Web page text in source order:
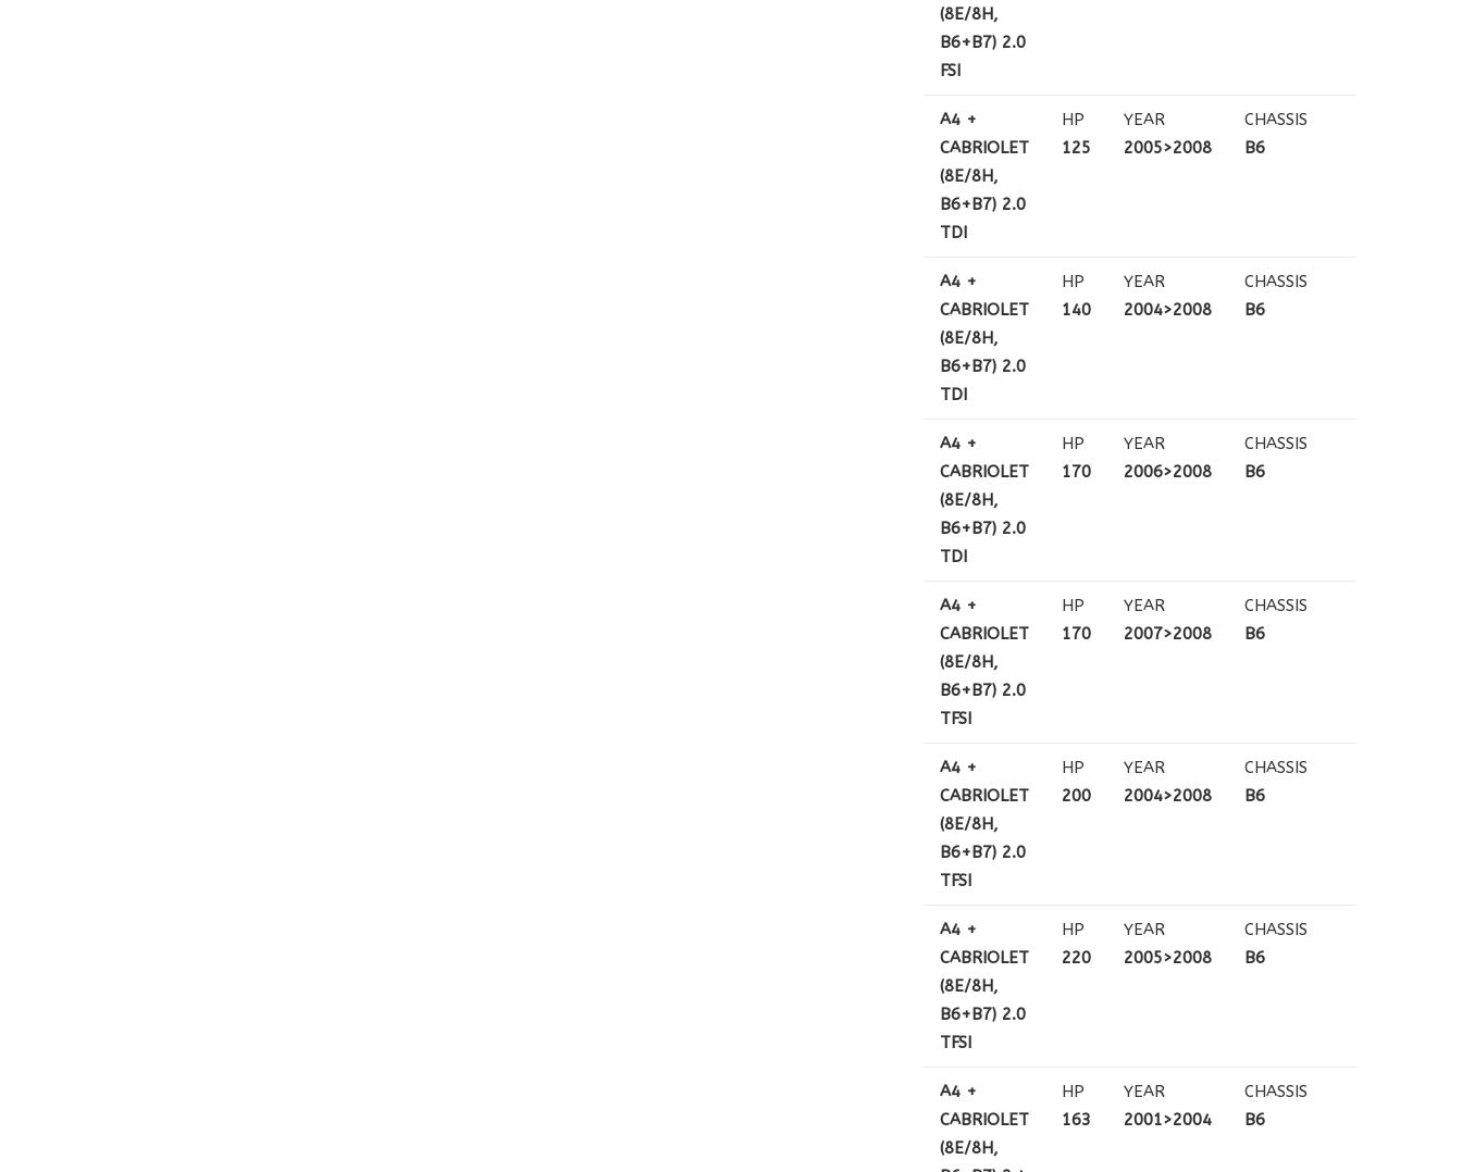
(8E/8H,
B6+B7) 2.0
FSI
A4 +
CABRIOLET
(8E/8H,
B6+B7) 2.0
TDI
HP
125
YEAR
2005>2008
CHASSIS
B6
A4 +
CABRIOLET
(8E/8H,
B6+B7) 2.0
TDI
HP
140
YEAR
2004>2008
CHASSIS
B6
A4 +
CABRIOLET
(8E/8H,
B6+B7) 2.0
TDI
HP
170
YEAR
2006>2008
CHASSIS
B6
A4 +
CABRIOLET
(8E/8H,
B6+B7) 2.0
TFSI
HP
170
YEAR
2007>2008
CHASSIS
B6
A4 +
CABRIOLET
(8E/8H,
B6+B7) 2.0
TFSI
HP
200
YEAR
2004>2008
CHASSIS
B6
A4 +
CABRIOLET
(8E/8H,
B6+B7) 2.0
TFSI
HP
220
YEAR
2005>2008
CHASSIS
B6
A4 +
CABRIOLET
(8E/8H,
HP
163
YEAR
2001>2004
CHASSIS
B6